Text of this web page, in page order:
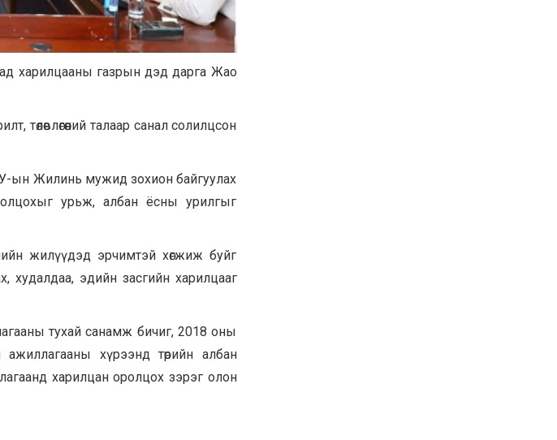
харилцааны газрын дэд дарга Жао
талаар санал солилцсон
ын Жилинь мужид зохион байгуулах
урьж, албан ёсны урилгыг
жилүүдэд эрчимтэй хөгжиж буйг
эдийн засгийн харилцааг
тухай санамж бичиг, 2018 оны
хүрээнд төрийн албан
харилцан оролцох зэрэг олон